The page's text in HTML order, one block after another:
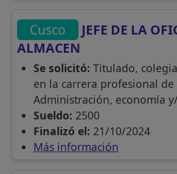
Cusco
JEFE DE LA
ALMACEN
Se solicitó: Titulado,
en la carrera profesional
Administración, economía
Sueldo: 2500
Finalizó el: 21/10/2024
Más información